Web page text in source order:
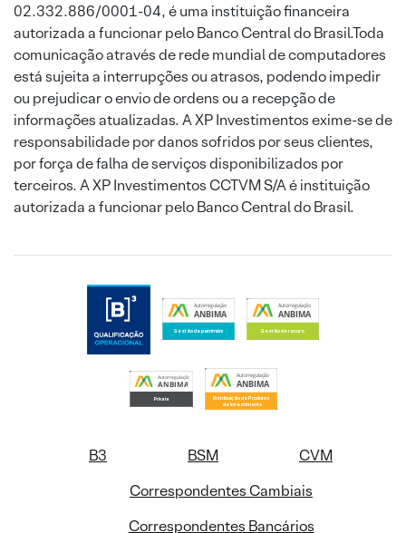
02.332.886/0001-04, é uma instituição financeira
autorizada a funcionar pelo Banco Central do Brasil.Toda
comunicação através de rede mundial de computadores
está sujeita a interrupções ou atrasos, podendo impedir
ou prejudicar o envio de ordens ou a recepção de
informações atualizadas. A XP Investimentos exime-se de
responsabilidade por danos sofridos por seus clientes,
por força de falha de serviços disponibilizados por
terceiros. A XP Investimentos CCTVM S/A é instituição
autorizada a funcionar pelo Banco Central do Brasil.
B3 BSM
CVM
Correspondentes Cambiais
Correspondentes Bancários